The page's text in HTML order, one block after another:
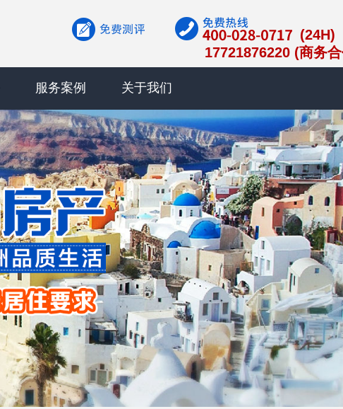
(24H)
17721876220 (商务
服务案例 关于我们